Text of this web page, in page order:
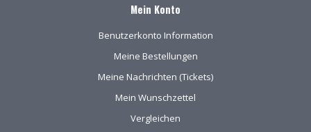
Mein Konto
Benutzerkonto Information
Meine Bestellungen
Meine Nachrichten (Tickets)
Mein Wunschzettel
Vergleichen